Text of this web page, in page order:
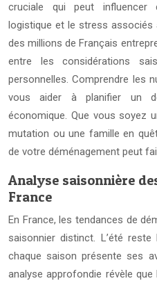
cruciale qui peut influencer
logistique et le stress associés
des millions de Français
entre les considérations
personnelles. Comprendre les
vous aider à planifier un
économique. Que vous soyez
mutation ou une famille en
de votre déménagement peut
Analyse saisonnière
France
En France, les tendances de
saisonnier distinct. L’été
chaque saison présente ses
analyse approfondie révèle